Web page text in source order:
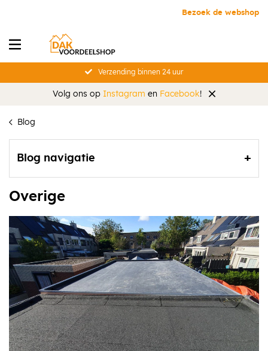
Verzending binnen 24 uur
Bezoek de webshop
Volg ons op Instagram en Facebook!
Blog
Overige
Blog navigatie